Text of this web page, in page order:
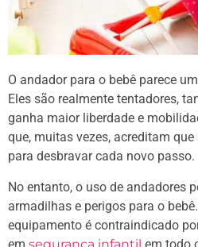
O andador para o bebê parece
Eles são realmente tentadores,
ganha maior liberdade e
que, muitas vezes, acreditam
para desbravar cada novo passo.
No entanto, o uso de andadores
armadilhas e perigos para o
equipamento é contraindicado